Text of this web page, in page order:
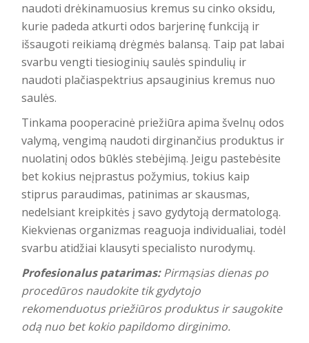
naudoti drėkinamuosius kremus su cinko oksidu,
kurie padeda atkurti odos barjerinę funkciją ir
išsaugoti reikiamą drėgmės balansą. Taip pat labai
svarbu vengti tiesioginių saulės spindulių ir
naudoti plačiaspektrius apsauginius kremus nuo
saulės.
Tinkama pooperacinė priežiūra apima švelnų odos
valymą, vengimą naudoti dirginančius produktus ir
nuolatinį odos būklės stebėjimą. Jeigu pastebėsite
bet kokius neįprastus požymius, tokius kaip
stiprus paraudimas, patinimas ar skausmas,
nedelsiant kreipkitės į savo gydytoją dermatologą.
Kiekvienas organizmas reaguoja individualiai, todėl
svarbu atidžiai klausyti specialisto nurodymų.
Profesionalus patarimas: Pirmąsias dienas po
procedūros naudokite tik gydytojo
rekomenduotus priežiūros produktus ir saugokite
odą nuo bet kokio papildomo dirginimo.